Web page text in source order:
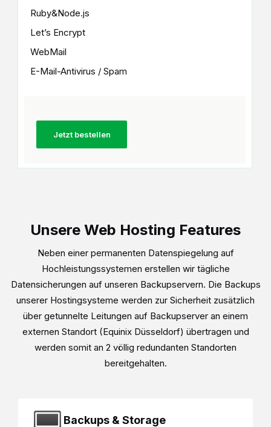
Ruby&Node.js
Let’s Encrypt
WebMail
E-Mail-Antivirus / Spam
Jetzt bestellen
Unsere Web Hosting Features
Neben einer permanenten Datenspiegelung auf
Hochleistungssystemen erstellen wir tägliche
Datensicherungen auf unseren Backupservern. Die Backups
unserer Hostingsysteme werden zur Sicherheit zusätzlich
über getunnelte Leitungen auf Backupserver an einem
externen Standort (Equinix Düsseldorf) übertragen und
werden somit an 2 völlig redundanten Standorten
bereitgehalten.
Backups & Storage